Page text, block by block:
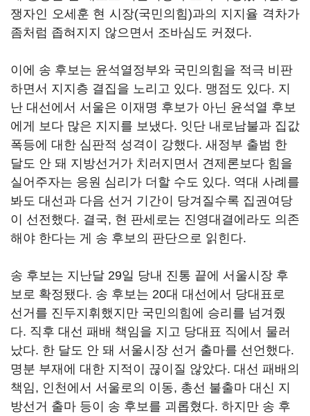
쟁자인 오세훈 현 시장(국민의힘)과의 지지율 격차가
좀처럼 좁혀지지 않으면서 조바심도 커졌다.
이에 송 후보는 윤석열정부와 국민의힘을 적극 비판
하면서 지지층 결집을 노리고 있다. 맹점도 있다. 지
난 대선에서 서울은 이재명 후보가 아닌 윤석열 후보
에게 보다 많은 지지를 보냈다. 잇단 내로남불과 집값
폭등에 대한 심판적 성격이 강했다. 새정부 출범 한
달도 안 돼 지방선거가 치러지면서 견제론보다 힘을
실어주자는 응원 심리가 더할 수도 있다. 역대 사례를
봐도 대선과 다음 선거 기간이 당겨질수록 집권여당
이 선전했다. 결국, 현 판세로는 진영대결에라도 의존
해야 한다는 게 송 후보의 판단으로 읽힌다.
송 후보는 지난달 29일 당내 진통 끝에 서울시장 후
보로 확정됐다. 송 후보는 20대 대선에서 당대표로
선거를 진두지휘했지만 국민의힘에 승리를 넘겨줬
다. 직후 대선 패배 책임을 지고 당대표 직에서 물러
났다. 한 달도 안 돼 서울시장 선거 출마를 선언했다.
명분 부재에 대한 지적이 끊이질 않았다. 대선 패배의
책임, 인천에서 서울로의 이동, 총선 불출마 대신 지
방선거 출마 등이 송 후보를 괴롭혔다. 하지만 송 후